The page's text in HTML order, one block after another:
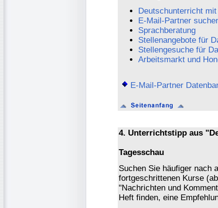
Deutschunterricht
E-Mail-Partner
Sprachberatung
Stellenangebote für
Stellengesuche für
Arbeitsmarkt und
E-Mail-Partner
4. Unterrichtstipp aus
Tagesschau
Suchen Sie häufiger nach
fortgeschrittenen Kurse
"Nachrichten und
Heft finden, eine